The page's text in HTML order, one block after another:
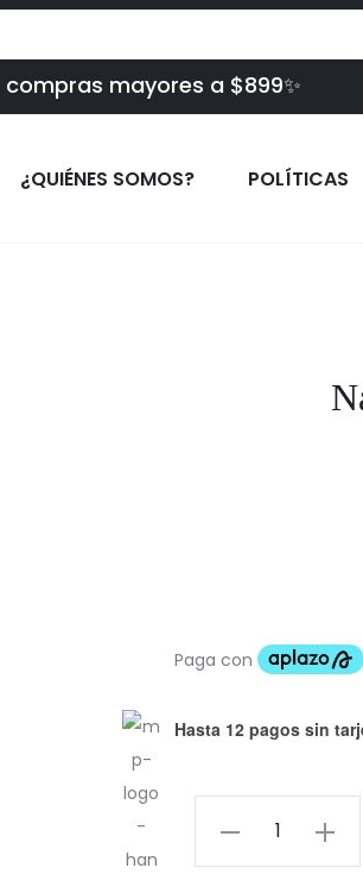
compras mayores a $899✨
¿QUIÉNES SOMOS? POLÍTICAS
Hasta 12 pagos sin
Naufragio